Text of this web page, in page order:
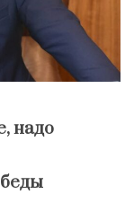
надо